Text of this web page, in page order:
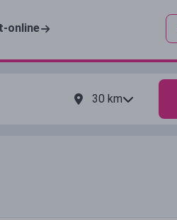
online
30 km